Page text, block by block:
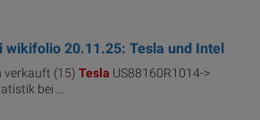
20.11.25: Tesla und Intel
verkauft (15) Tesla US88160R1014->
bei ...